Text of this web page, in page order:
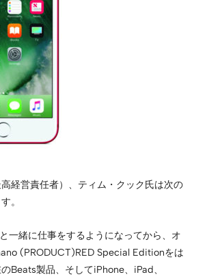
経営責任者）、ティム・クック氏は次の
。
と一緒に仕事をするようになってから、オ
(PRODUCT)RED Special Editionをは
Beats製品、そしてiPhone、iPad、